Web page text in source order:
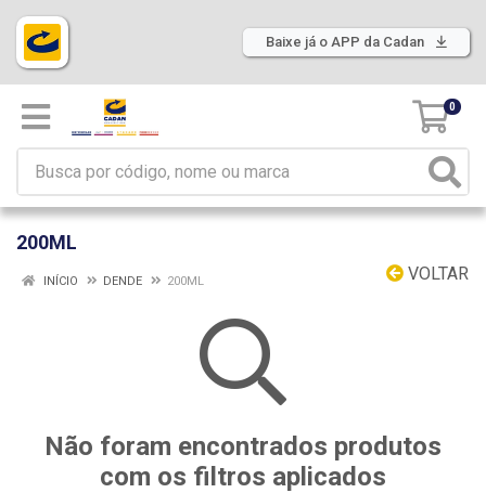
Baixe já o APP da Cadan
0
200ML
VOLTAR
INÍCIO DENDE 200ML
Não foram encontrados produtos
com os filtros aplicados